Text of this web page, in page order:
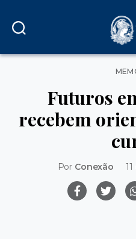
Futuros
recebem
Por Conexão